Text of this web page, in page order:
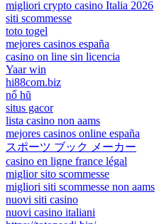
migliori crypto casino Italia 2026
siti scommesse
toto togel
mejores casinos españa
casino on line sin licencia
Yaar win
hi88com.biz
nổ hũ
situs gacor
lista casino non aams
mejores casinos online españa
スポーツ ブック メーカー
casino en ligne france légal
miglior sito scommesse
migliori siti scommesse non aams
nuovi siti casino
nuovi casino italiani